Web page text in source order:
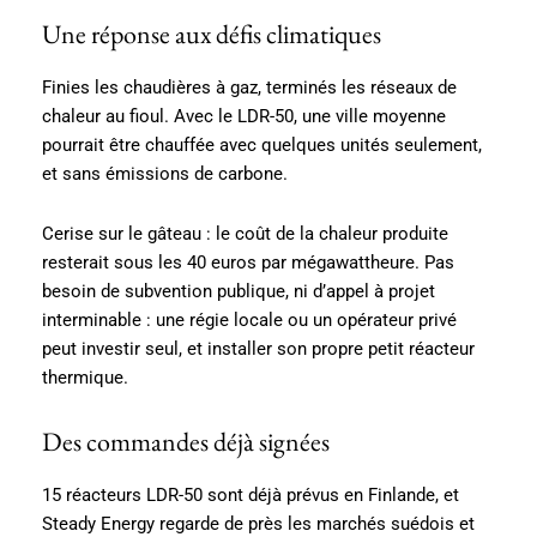
Une réponse aux défis climatiques
Finies les chaudières à gaz, terminés les réseaux de
chaleur au fioul. Avec le LDR-50, une ville moyenne
pourrait être chauffée avec quelques unités seulement,
et sans émissions de carbone.
Cerise sur le gâteau : le coût de la chaleur produite
resterait sous les 40 euros par mégawattheure. Pas
besoin de subvention publique, ni d’appel à projet
interminable : une régie locale ou un opérateur privé
peut investir seul, et installer son propre petit réacteur
thermique.
Des commandes déjà signées
15 réacteurs LDR-50 sont déjà prévus en Finlande, et
Steady Energy regarde de près les marchés suédois et